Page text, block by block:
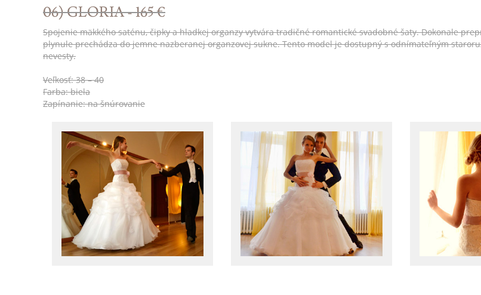
06) GLORIA - 165 €
Spojenie mäkkého saténu, čipky a hladkej organzy vytvára tradičné romantické svadobné šaty. Dokonale
plynule prechádza do jemne nazberanej organzovej sukne. Tento model je dostupný s odnímateľným
nevesty.
Veľkosť: 38 – 40
Farba: biela
Zapínanie: na šnúrovanie